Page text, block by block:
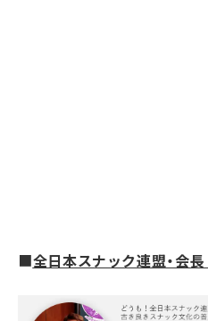
■全日本スナック連盟・会長